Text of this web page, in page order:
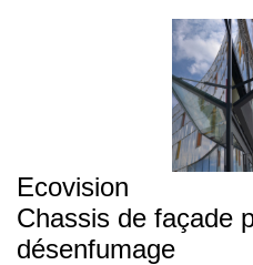
Ecovision
Chassis de façade
désenfumage